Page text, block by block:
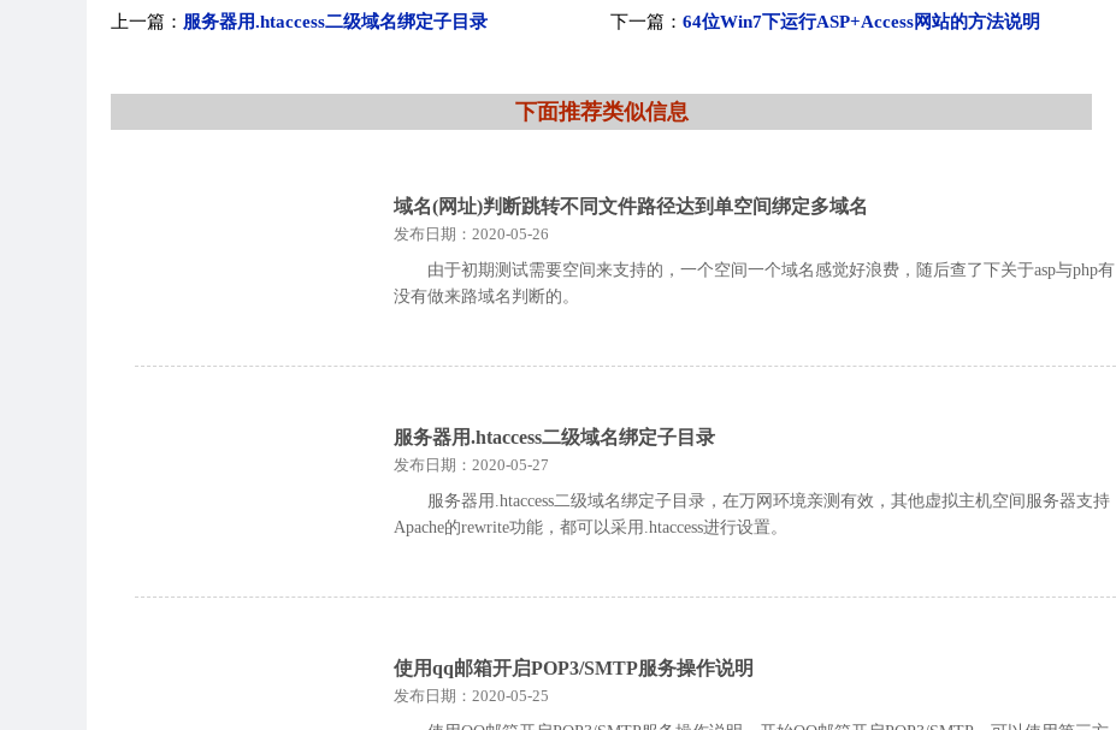
上一篇： 服务器用.htaccess二级域名绑定子目录 下一篇： 64位Win7下运行ASP+Access网站的方法说明
下面推荐类似信息
域名(网址)判断跳转不同文件路径达到单空间绑定多域名
发布日期：2020-05-26
由于初期测试需要空间来支持的，一个空间一个域名感觉好浪费，随后查了下关于asp与php有
没有做来路域名判断的。
服务器用.htaccess二级域名绑定子目录
发布日期：2020-05-27
服务器用.htaccess二级域名绑定子目录，在万网环境亲测有效，其他虚拟主机空间服务器支持
Apache的rewrite功能，都可以采用.htaccess进行设置。
使用qq邮箱开启POP3/SMTP服务操作说明
发布日期：2020-05-25